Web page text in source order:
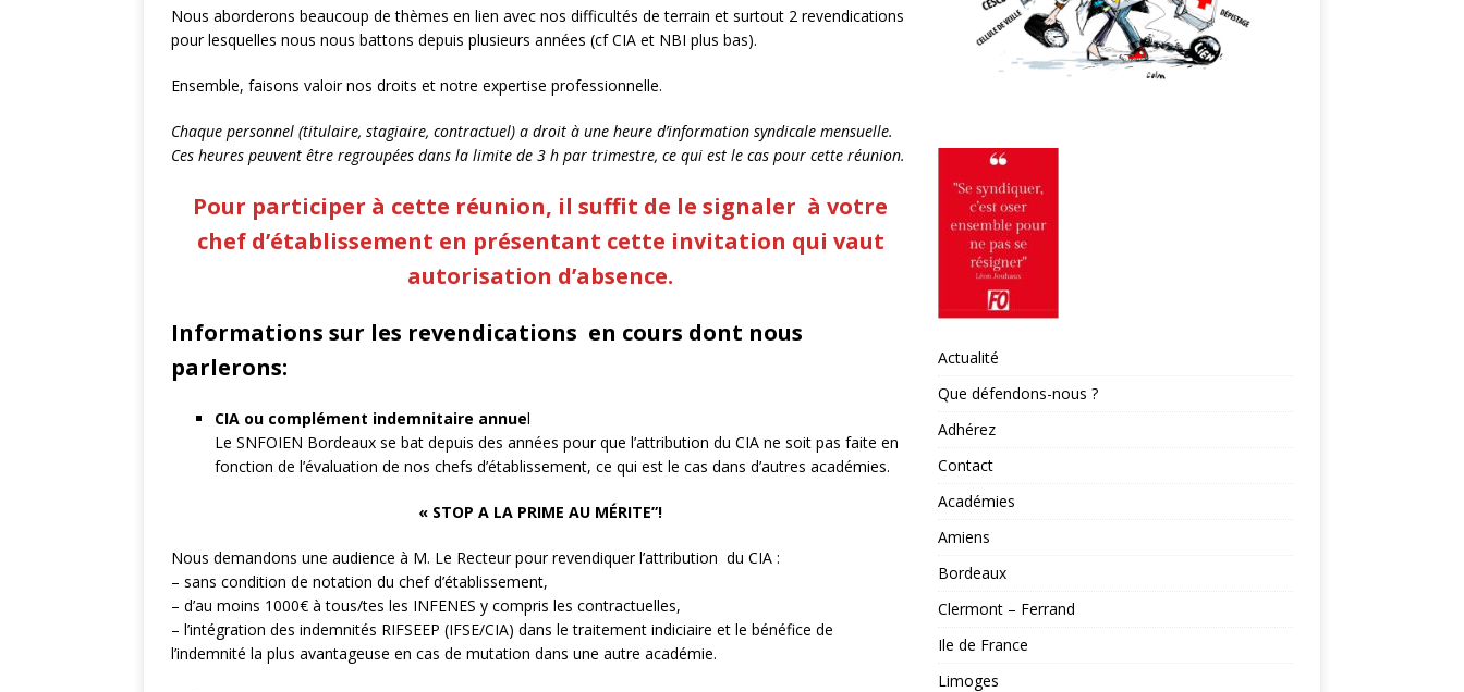
ACADÉMIES
[ 18 mai 2026 ] TOULOUSE : réunions d’informations syndicales dans les
[ 10 mai 2026 ] NORMANDIE, Eure / 27 : INFENES et Vie scolaire. De l’urgence à créer
des postes infirmiers : l’exemple de médicaments.
ACADÉMIES
[ 13 avril 2026 ] VERSAILLES : Moyens infirmiers pour la rentrée 2026
[ 7 avril 2026 ] MONTPELLIER : Postes INFENES rentrée 2026
ACADÉMIES
[ 7 avril 2026 ] CRETEIL : MUTATIONS /REDEPLOIEMENTS/ ASSISES DE LA SANTÉ
SCOLAIRE
ACADÉMIES
[ 2 avril 2026 ]
Lettre au ministre de l’Education nationale pour demander
l’ouverture de postes aux concours suffisants pour couvrir TOUS les postes vacants.
ACTUALITÉ
[ 19 juin 2026 ] SNFOIEN Limoges : des avancées concrètes au service des
Nous aborderons beaucoup de thèmes en lien avec nos difficultés de terrain et surtout 2 revendications
pour lesquelles nous nous battons depuis plusieurs années (cf CIA et NBI plus bas).
Ensemble, faisons valoir nos droits et notre expertise professionnelle.
Chaque personnel (titulaire, stagiaire, contractuel) a droit à une heure d’information syndicale mensuelle.
Ces heures peuvent être regroupées dans la limite de 3 h par trimestre, ce qui est le cas pour cette réunion.
Pour participer à cette réunion, il suffit de le signaler à votre
chef d’établissement en présentant cette invitation qui vaut
autorisation d’absence.
Informations sur les revendications en cours dont nous
parlerons:
CIA ou complément indemnitaire annuel
Le SNFOIEN Bordeaux se bat depuis des années pour que l’attribution du CIA ne soit pas faite en
fonction de l’évaluation de nos chefs d’établissement, ce qui est le cas dans d’autres académies.
« STOP A LA PRIME AU MÉRITE”!
Nous demandons une audience à M. Le Recteur pour revendiquer l’attribution du CIA :
– sans condition de notation du chef d’établissement,
– d’au moins 1000€ à tous/tes les INFENES y compris les contractuelles,
– l’intégration des indemnités RIFSEEP (IFSE/CIA) dans le traitement indiciaire et le bénéfice de
l’indemnité la plus avantageuse en cas de mutation dans une autre académie.
Actualité
Que défendons-nous ?
Adhérez
Contact
Académies
Amiens
Bordeaux
Clermont – Ferrand
Ile de France
Limoges